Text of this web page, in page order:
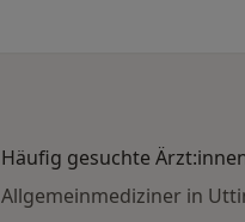
Häufig gesuchte
Allgemeinmediziner in